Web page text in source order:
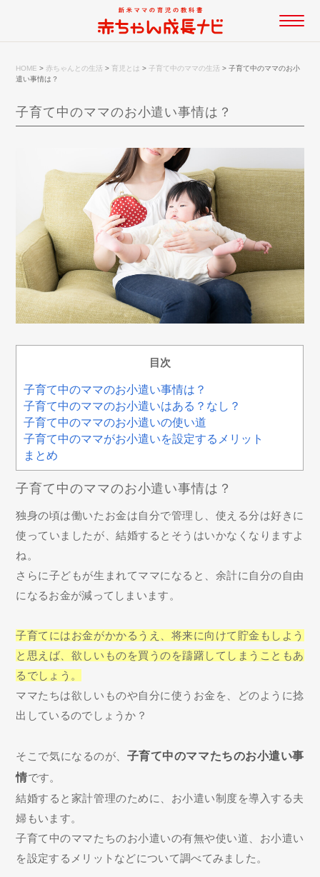
HOME > 赤ちゃんとの生活 >育児とは >子育て中のママの生活 >子育て中のママのお小
遣い事情は？
子育て中のママのお小遣い事情は？
目次
子育て中のママのお小遣い事情は？
子育て中のママのお小遣いはある？なし？
子育て中のママのお小遣いの使い道
子育て中のママがお小遣いを設定するメリット
まとめ
子育て中のママのお小遣い事情は？
独身の頃は働いたお金は自分で管理し、使える分は好きに
使っていましたが、結婚するとそうはいかなくなりますよ
ね。
さらに子どもが生まれてママになると、余計に自分の自由
になるお金が減ってしまいます。
子育てにはお金がかかるうえ、将来に向けて貯金もしよう
と思えば、欲しいものを買うのを躊躇してしまうこともあ
るでしょう。
ママたちは欲しいものや自分に使うお金を、どのように捻
出しているのでしょうか？
そこで気になるのが、 子育て中のママたちのお小遣い事
情です。
結婚すると家計管理のために、お小遣い制度を導入する夫
婦もいます。
子育て中のママたちのお小遣いの有無や使い道、お小遣い
を設定するメリットなどについて調べてみました。